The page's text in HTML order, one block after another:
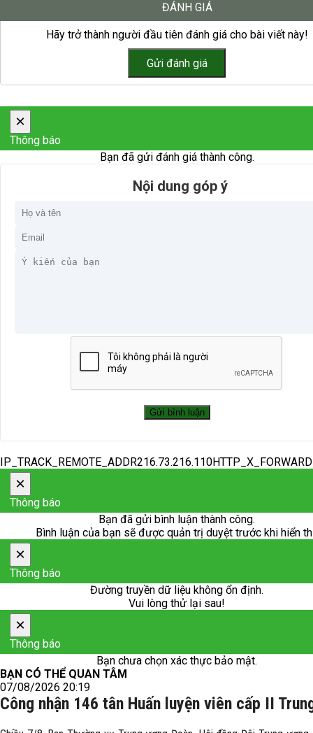
ĐÁNH GIÁ
Hãy trở thành người đầu tiên đánh giá cho bài viết này!
×
Thông báo
Bạn đã gửi đánh giá thành công.
Nội dung góp ý
×
Thông báo
Bạn đã gửi bình luận thành công.
Bình luận của bạn sẽ được quản trị duyệt trước khi hiển
×
Thông báo
Đường truyền dữ liệu không ổn định.
Vui lòng thử lại sau!
×
Thông báo
Bạn chưa chọn xác thực bảo mật.
BẠN CÓ THỂ QUAN TÂM
07/08/2026 20:19
Công nhận 146 tân Huấn luyện viên cấp II